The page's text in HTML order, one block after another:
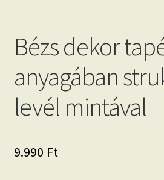
Bézs dekor
anyagában
levél mintával
9.990 Ft